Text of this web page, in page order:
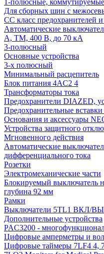
1-полюсные, коммутируемые
Для сборных шин с
СС класс предохранителей
Автоматические
А, TM, 400 В, до 70 кА
3-полюсный
Основные устройства
3-х полюсный
Минимальный расцепитель
Блок питания 4AC2 4
Трансформаторы тока
Предохранители DIAZED,
Предохранительные
Основания и аксессуары
Устройства защитного
Мгновенного действия
Автоматические
дифференциального тока
Розетки
Электромеханические части
Блокируемый выключатель
глубина 92 мм
Рамки
Выключатели 5TL1 ВКЛ/
Дополнительные устройства
PAC3200 -
Цифровые амперметры и
Цифровые таймеры 7LF4 4,